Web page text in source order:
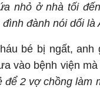
nhỏ ở nhà tối
đành nói dối là
bé bị ngất, anh
vào bệnh viện
để 2 vợ chồng làm